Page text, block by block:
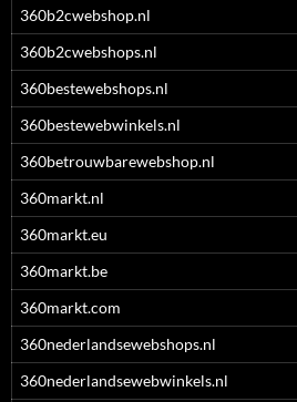
360b2cwebshop.nl
360b2cwebshops.nl
360bestewebshops.nl
360bestewebwinkels.nl
360betrouwbarewebshop.nl
360markt.nl
360markt.eu
360markt.be
360markt.com
360nederlandsewebshops.nl
360nederlandsewebwinkels.nl